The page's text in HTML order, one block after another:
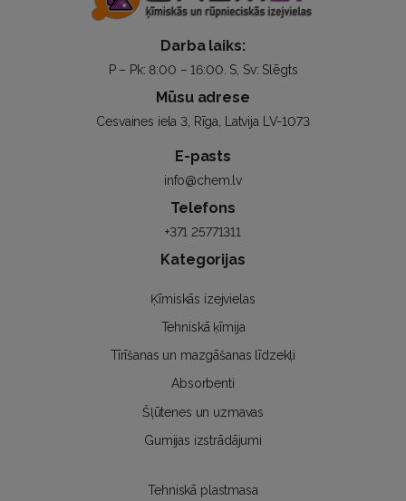
Darba laiks:
P – Pk: 8:00 – 16:00. S, Sv: Slēgts
Mūsu adrese
Cesvaines iela 3, Rīga, Latvija LV-1073
E-pasts
info@chem.lv
Telefons
+371 25771311
Kategorijas
Ķīmiskās izejvielas
Tehniskā ķīmija
Tīrīšanas un mazgāšanas līdzekļi
Absorbenti
Šļūtenes un uzmavas
Gumijas izstrādājumi
Tehniskā plastmasa